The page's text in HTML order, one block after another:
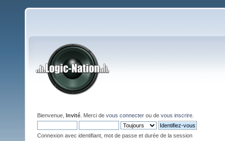
Bienvenue, Invité . Merci de vous connecter ou de vous inscrire
Connexion avec identifiant, mot de passe et durée de la session